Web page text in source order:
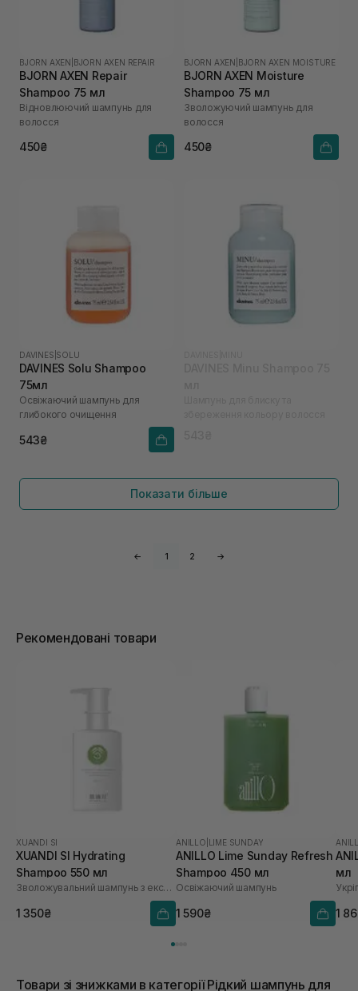
BJORN AXEN BJORN AXEN REPAIR
BJORN AXEN Repair
Shampoo 75 мл
Відновлюючий шампунь для
волосся
450₴
BJORN AXEN BJORN AXEN MOISTURE
BJORN AXEN Moisture
Shampoo 75 мл
Зволожуючий шампунь для
волосся
450₴
DAVINES SOLU
DAVINES Solu Shampoo
75мл
Освіжаючий шампунь для
глибокого очищення
543₴
Показати більше
← 1 2 →
Рекомендовані товари
XUANDI SI
XUANDI SI Hydrating
Shampoo 550 мл
Зволожувальний шампунь з екстрактом зерна
1 350₴
ANILLO LIME SUNDAY
ANILLO Lime Sunday Refresh
Shampoo 450 мл
Освіжаючий шампунь
1 590₴
мл
1
Товари зі знижками в категорії Рідкий шампунь для